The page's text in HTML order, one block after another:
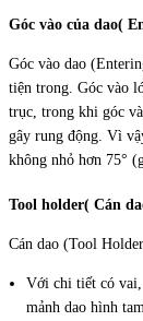
Góc vào của dao(
Góc vào dao
tiện trong. Góc vào
trục, trong khi góc
gây rung động. Vì
không nhỏ hơn 75°
Tool holder( Cán
Cán dao (Tool
Với chi tiết có vai,
mảnh dao hình